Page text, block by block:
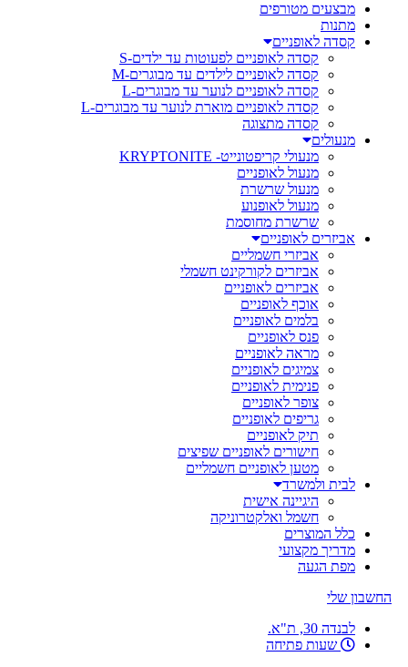
מבצעים מטורפים
מתנות
קסדה לאופניים
קסדה לאופניים לפעוטות עד ילדים-S
קסדה לאופניים לילדים עד מבוגרים-M
קסדה לאופניים לנוער עד מבוגרים-L
קסדה לאופניים מוארת לנוער עד מבוגרים-L
קסדה מתצוגה
מנעולים
מנעולי קריפטונייט- KRYPTONITE
מנעול לאופניים
מנעול שרשרת
מנעול לאופנוע
שרשרת מחוסמת
אביזרים לאופניים
אביזרי חשמליים
אביזרים לקורקינט חשמלי
אביזרים לאופניים
אוכף לאופניים
בלמים לאופניים
פנס לאופניים
מראה לאופניים
צמיגים לאופניים
פנימית לאופניים
צופר לאופניים
גריפים לאופניים
תיק לאופניים
חישורים לאופניים שפיצים
מטען לאופניים חשמליים
לבית ולמשרד
היגיינה אישית
חשמל ואלקטרוניקה
כלל המוצרים
מדריך מקצועי
מפת הגעה
החשבון שלי
לבנדה 30, ת"א.
שעות פתיחה